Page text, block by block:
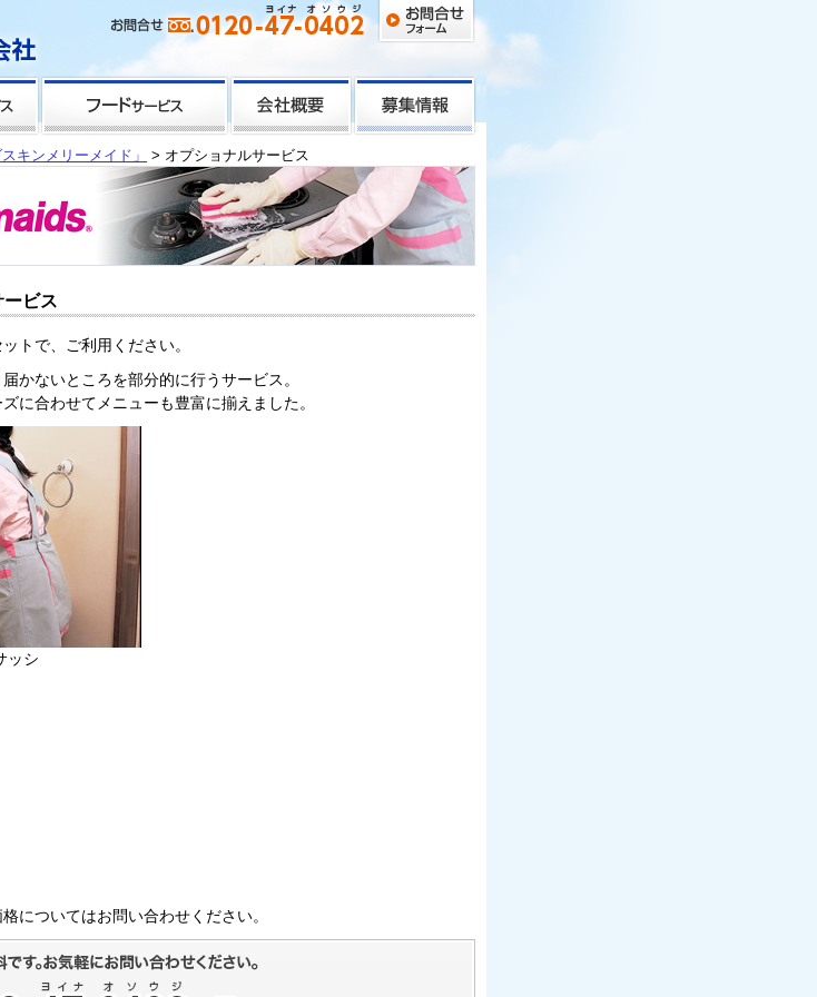
キンメリーメイド」 > オプショナルサービス
ービス
トで、ご利用ください。
かないところを部分的に行うサービス。
に合わせてメニューも豊富に揃えました。
ッシ
についてはお問い合わせください。